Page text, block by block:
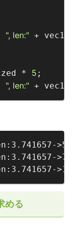
", len:" +
* 5 ;
", len:" +
>5
める